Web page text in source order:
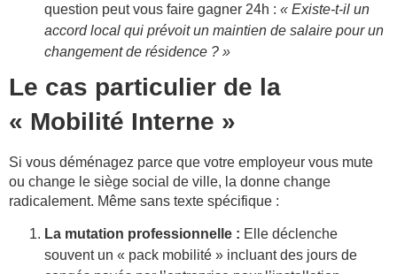
question peut vous faire gagner 24h : « Existe-t-il un
accord local qui prévoit un maintien de salaire pour un
changement de résidence ? »
Le cas particulier de la
« Mobilité Interne »
Si vous déménagez parce que votre employeur vous mute
ou change le siège social de ville, la donne change
radicalement. Même sans texte spécifique :
La mutation professionnelle : Elle déclenche
souvent un « pack mobilité » incluant des jours de